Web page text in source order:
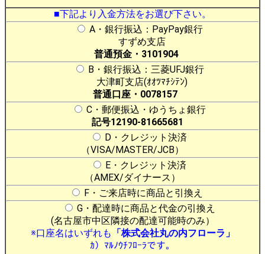
■下記より入金方法をお選び下さい。
A・銀行振込：PayPay銀行
すずめ支店
普通預金・3101904
B・銀行振込：三菱UFJ銀行
大津町支店(ｵｵﾂﾏﾁｼﾃﾝ)
普通口座・0078157
C・郵便振込・ゆうちょ銀行
記号12190-81665681
D・クレジット決済
（VISA/MASTER/JCB）
E・クレジット決済
（AMEX/ダイナース）
F・ご来店時に商品と引換え
G・配達時に商品と代金の引換え
(名古屋市中区隣接の配達可能時のみ）
※口座名はいずれも 「株式会社丸の内フローラ」
ｶ）ﾏﾙﾉｳﾁﾌﾛｰﾗです。